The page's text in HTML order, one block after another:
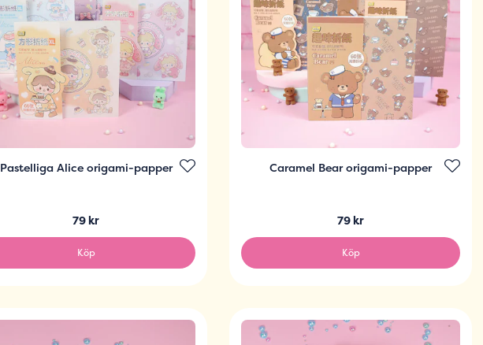
Pastelliga Alice origami-papper
79 kr
Köp
Caramel Bear origami-papper
79 kr
Köp